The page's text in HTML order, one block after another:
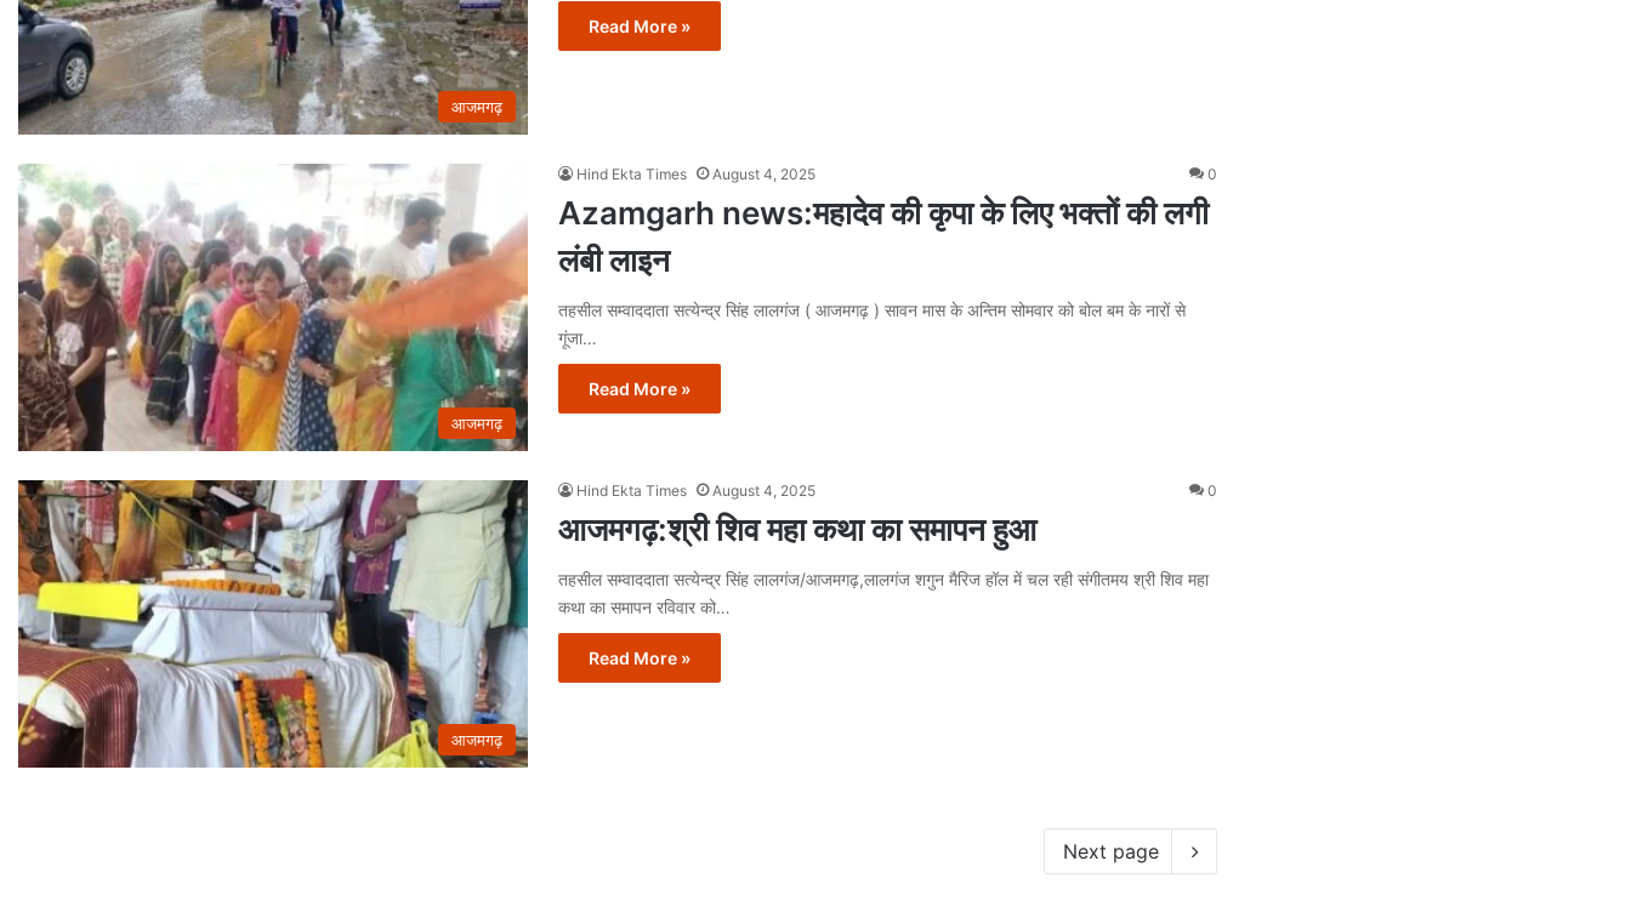
आजमगढ़
Read More »
आजमगढ़
Hind Ekta Times August 4, 2025 0
Azamgarh news:महादेव की कृपा के लिए भक्तों की लगी
लंबी लाइन
तहसील सम्वाददाता सत्येन्द्र सिंह लालगंज ( आजमगढ़ ) सावन मास के अन्तिम सोमवार को बोल बम के नारों से
गूंजा…
Read More »
आजमगढ़
Hind Ekta Times August 4, 2025 0
आजमगढ़:श्री शिव महा कथा का समापन हुआ
तहसील सम्वाददाता सत्येन्द्र सिंह लालगंज/आजमगढ़,लालगंज शगुन मैरिज हॉल में चल रही संगीतमय श्री शिव महा
कथा का समापन रविवार को…
Read More »
Next page